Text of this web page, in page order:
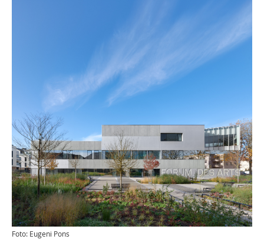
Foto: Eugeni Pons